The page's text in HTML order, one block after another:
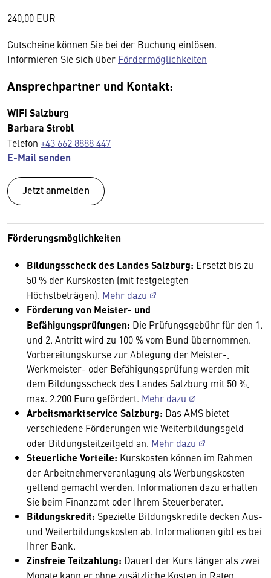
240,00 EUR
Gutscheine können Sie bei der Buchung einlösen.
Informieren Sie sich über Fördermöglichkeiten
Ansprechpartner und Kontakt:
WIFI Salzburg
Barbara Strobl
Telefon +43 662 8888 447
E-Mail senden
Jetzt anmelden
Förderungsmöglichkeiten
Bildungsscheck des Landes Salzburg: Ersetzt bis zu
50 % der Kurskosten (mit festgelegten
Höchstbeträgen). Mehr dazu
Förderung von Meister- und
Befähigungsprüfungen: Die Prüfungsgebühr für den 1.
und 2. Antritt wird zu 100 % vom Bund übernommen.
Vorbereitungskurse zur Ablegung der Meister-,
Werkmeister- oder Befähigungsprüfung werden mit
dem Bildungsscheck des Landes Salzburg mit 50 %,
max. 2.200 Euro gefördert. Mehr dazu
Arbeitsmarktservice Salzburg: Das AMS bietet
verschiedene Förderungen wie Weiterbildungsgeld
oder Bildungsteilzeitgeld an. Mehr dazu
Steuerliche Vorteile: Kurskosten können im Rahmen
der Arbeitnehmerveranlagung als Werbungskosten
geltend gemacht werden. Informationen dazu erhalten
Sie beim Finanzamt oder Ihrem Steuerberater.
Bildungskredit: Spezielle Bildungskredite decken Aus-
und Weiterbildungskosten ab. Informationen gibt es bei
Ihrer Bank.
Zinsfreie Teilzahlung: Dauert der Kurs länger als zwei
Monate kann er ohne zusätzliche Kosten in Raten